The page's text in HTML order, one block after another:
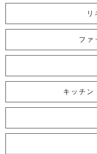
か
か
リ
ファ
└ ショール・ストール
└ マスク
└ 靴下・アームカバー
└ ポシェット・ショルダ
└ トートバッグ
└ 巾着バッグ
キッチン
└ 蚊帳のふきん
└ かっぽう着・エプロン
└ その他キッチン小物
└ コースター
└ ランチョンマット・
└ テーブルランナー・
└ その他小物
└ タオル・ハンカチ
└ ポーチ
└ インテリア